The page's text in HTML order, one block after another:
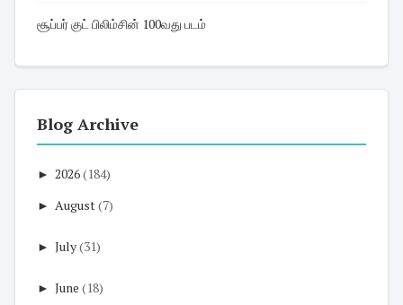
சூப்பர் குட் பிலிம்சின் 100வது படம்
Blog Archive
► 2026(184)
► August(7)
► July(31)
► June (18)